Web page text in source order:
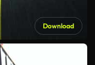
Download